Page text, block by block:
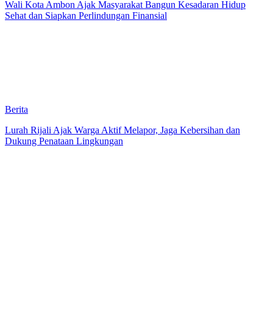
Wali Kota Ambon Ajak Masyarakat Bangun Kesadaran Hidup
Sehat dan Siapkan Perlindungan Finansial
Berita
Lurah Rijali Ajak Warga Aktif Melapor, Jaga Kebersihan dan
Dukung Penataan Lingkungan